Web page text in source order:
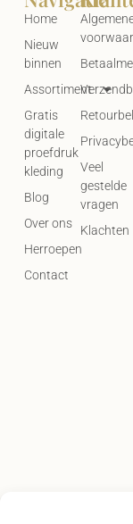
Veel
gestelde
vragen
Klachten
Home
Nieuw
binnen
Assortiment
Gratis
digitale
proefdruk
kleding
Blog
Over ons
Herroepen
Contact